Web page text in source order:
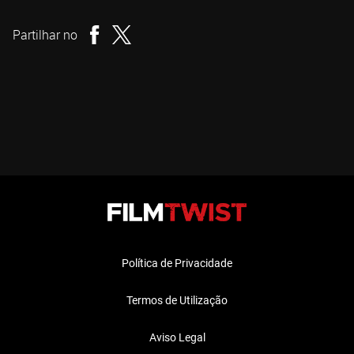
Partilhar no
Política de Privacidade
Termos de Utilização
Aviso Legal